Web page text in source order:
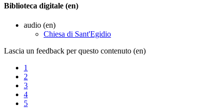
Biblioteca digitale (en)
audio (en)
Chiesa di Sant'Egidio
Lascia un feedback per questo contenuto (en)
1
2
3
4
5